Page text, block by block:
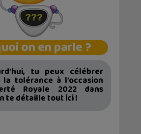
on en parle ?
tu peux célébrer
la tolérance à l’occasion
Royale 2022 dans
te détaille tout ici !